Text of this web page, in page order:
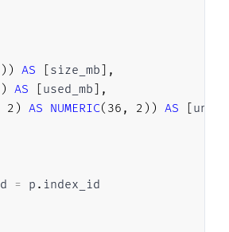
) ) AS size_mb
,
) AS used_mb
,
2 ) AS NUMERIC( 36 , 2 ) ) AS
= p . index_id